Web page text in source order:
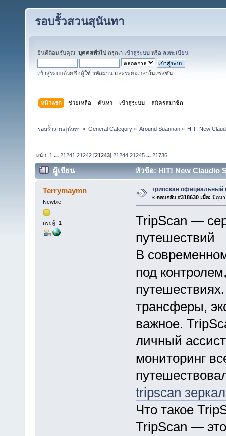
รอบรั้วสวนสุนันทา
ยินดีต้อนรับคุณ, บุคคลทั่วไป กรุณา เข้าสู่ระบบ หรือ ลงทะเบียน
เข้าสู่ระบบด้วยชื่อผู้ใช้ รหัสผ่าน และระยะเวลาในเซสชั่น
หน้าแรก ช่วยเหลือ ค้นหา เข้าสู่ระบบ สมัครสมาชิก
รอบรั้วสวนสุนันทา » General Category» Around Suannan» HIT! New
หน้า: 1 ...21241 21242 [21243]21244 21245 ...21736
ผู้เขียน
หัวข้อ: HIT! New Claudio
Poster Download Full (อ่าน 6863040 ครั้ง)
Terrymaymn
Newbie
กระทู้: 1
трипскан официальный
« ตอบกลับ #318630 เมื่อ: มิถุนา
TripScan —
путешествий
В
под
трансферы,
важное.
личный
мониторинг
tripscan
Что такое
TripScan —